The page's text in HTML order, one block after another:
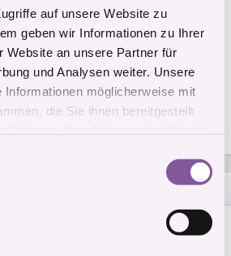
auf unsere Website zu
geben wir Informationen zu Ihrer
Website an unsere Partner für
und Analysen weiter. Unsere
Informationen möglicherweise mit
die Sie ihnen bereitgestellt
Punkt
des männlichen Schamhaars beim
was bevorzugen Männer für Fotos